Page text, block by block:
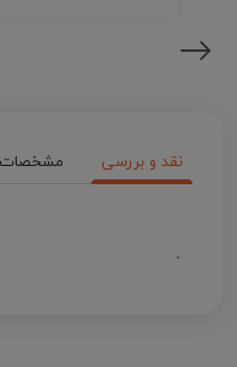
نقد و بررسی مشخصات
.